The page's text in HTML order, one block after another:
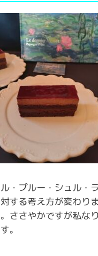
・プルー・シュル・
する考え方が変わり
ささやかですが私な
。